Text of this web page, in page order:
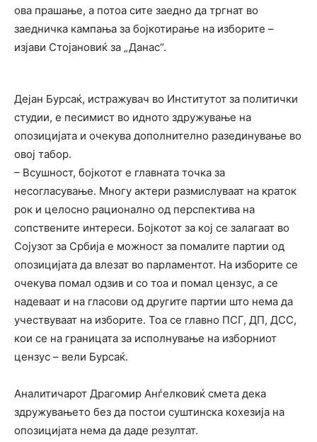
ова прашање, а потоа сите заедно да тргнат во
заедничка кампања за бојкотирање на изборите –
изјави Стојановиќ за „Данас“.
Дејан Бурсаќ, истражувач во Институтот за политички
студии, е песимист во идното здружување на
опозицијата и очекува дополнително разединување во
овој табор.
– Всушност, бојкотот е главната точка за
несогласување. Многу актери размислуваат на краток
рок и целосно рационално од перспектива на
сопствените интереси. Бојкотот за кој се залагаат во
Сојузот за Србија е можност за помалите партии од
опозицијата да влезат во парламентот. На изборите се
очекува помал одзив и со тоа и помал цензус, а се
надеваат и на гласови од другите партии што нема да
учествуваат на изборите. Тоа се главно ПСГ, ДП, ДСС,
кои се на границата за исполнување на изборниот
цензус – вели Бурсаќ.
Аналитичарот Драгомир Анѓелковиќ смета дека
здружувањето без да постои суштинска кохезија на
опозицијата нема да даде резултат.